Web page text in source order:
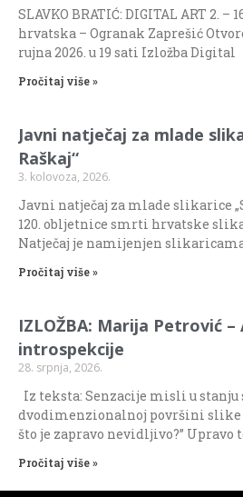
SLAVKO BRATIĆ: DIGITAL ART 2. –
hrvatska – Ogranak Zaprešić
rujna 2026. u 19 sati Izložba Digital
Pročitaj više »
Javni natječaj za mlade
Raškaj“
3. kolovoza, 2026.
Javni natječaj za mlade slikarice
120. obljetnice smrti hrvatske
Natječaj je namijenjen slikaricama
Pročitaj više »
IZLOŽBA: Marija Petrović
introspekcije
28. srpnja, 2026.
Iz teksta: Senzacije misli u stanju
dvodimenzionalnoj površini
što je zapravo nevidljivo?” Upravo
Pročitaj više »